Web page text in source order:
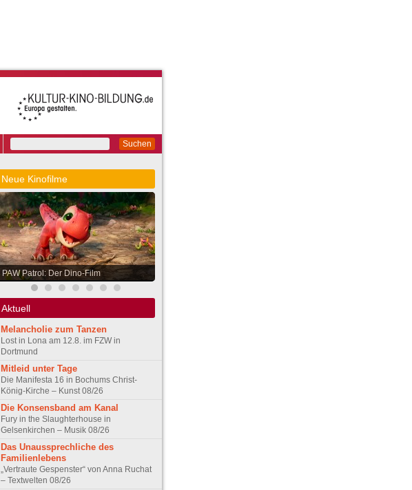
Suchen
Neue Kinofilme
PAW Patrol: Der Dino-Film
Aktuell
Melancholie zum Tanzen
Lost in Lona am 12.8. im FZW in
Dortmund
Mitleid unter Tage
Die Manifesta 16 in Bochums Christ-
König-Kirche – Kunst 08/26
Die Konsensband am Kanal
Fury in the Slaughterhouse in
Gelsenkirchen – Musik 08/26
Das Unaussprechliche des
Familienlebens
„Vertraute Gespenster“ von Anna Ruchat
– Textwelten 08/26